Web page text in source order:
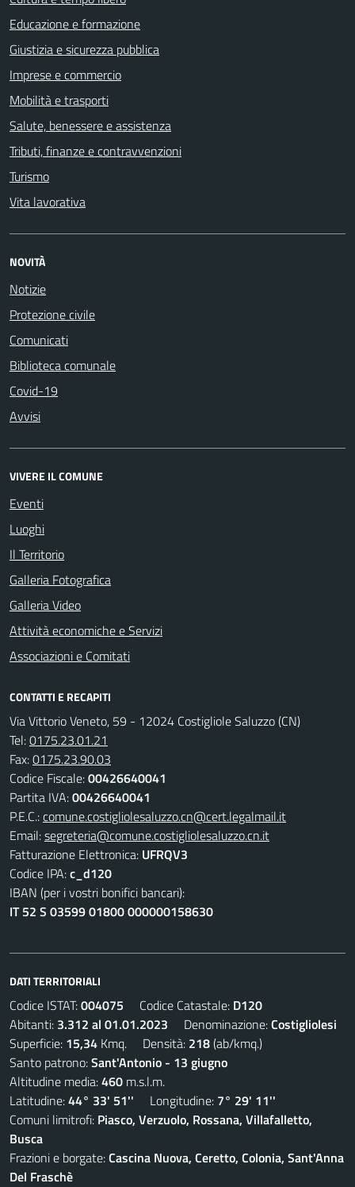
Educazione e formazione
Giustizia e sicurezza pubblica
Imprese e commercio
Mobilità e trasporti
Salute, benessere e assistenza
Tributi, finanze e contravvenzioni
Turismo
Vita lavorativa
NOVITÀ
Notizie
Protezione civile
Comunicati
Biblioteca comunale
Covid-19
Avvisi
VIVERE IL COMUNE
Eventi
Luoghi
Il Territorio
Galleria Fotografica
Galleria Video
Attività economiche e Servizi
Associazioni e Comitati
CONTATTI E RECAPITI
Via Vittorio Veneto, 59 - 12024 Costigliole Saluzzo (CN)
Tel:0175.23.01.21
Fax:0175.23.90.03
Codice Fiscale:00426640041
Partita IVA:00426640041
P.E.C.:comune.costigliolesaluzzo.cn@cert.legalmail.it
Email:segreteria@comune.costigliolesaluzzo.cn.it
Fatturazione Elettronica: UFRQV3
Codice IPA:c_d120
IBAN (per i vostri bonifici bancari):
IT 52 S 03599 01800 000000158630
DATI TERRITORIALI
Codice ISTAT:004075 Codice Catastale: D120
Abitanti: 3.312 al 01.01.2023 Denominazione:Costigliolesi
Superficie: 15,34 Kmq. Densità: 218(ab/kmq.)
Santo patrono:Sant'Antonio - 13 giugno
Altitudine media:460 m.s.l.m.
Latitudine:44° 33' 51'' Longitudine: 7° 29' 11''
Comuni limitrofi: Piasco, Verzuolo, Rossana, Villafalletto,
Busca
Frazioni e borgate:Cascina Nuova, Ceretto, Colonia, Sant'Anna
Del Fraschè